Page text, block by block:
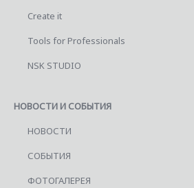
Create it
Tools for Professionals
NSK STUDIO
НОВОСТИ И СОБЫТИЯ
НОВОСТИ
СОБЫТИЯ
ФОТОГАЛЕРЕЯ